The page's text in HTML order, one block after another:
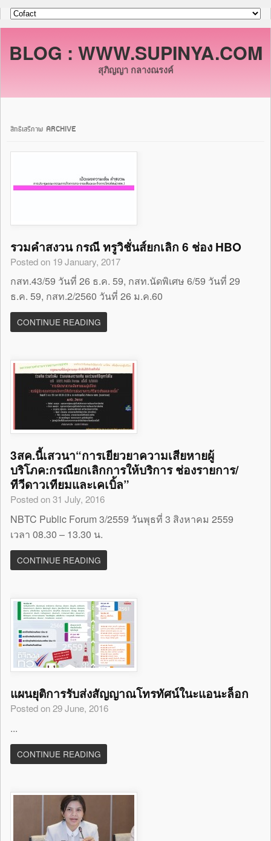
BLOG : WWW.SUPINYA.COM
สุภิญญา กลางณรงค์
สิทธิเสรีภาพ ARCHIVE
รวมคำสงวน กรณี ทรูวิชั่นส์ยกเลิก 6 ช่อง HBO
Posted on 19 January, 2017
กสท.43/59 วันที่ 26 ธ.ค. 59, กสท.นัดพิเศษ 6/59 วันที่ 29
ธ.ค. 59, กสท.2/2560 วันที่ 26 ม.ค.60
CONTINUE READING
3สค.นี้เสวนา“การเยียวยาความเสียหายผู้
บริโภค:กรณียกเลิกการให้บริการ ช่องรายการ/
ทีวีดาวเทียมและเคเบิ้ล”
Posted on 31 July, 2016
NBTC Public Forum 3/2559 วันพุธที่ 3 สิงหาคม 2559
เวลา 08.30 – 13.30 น.
CONTINUE READING
แผนยุติการรับส่งสัญญาณโทรทัศน์ในะแอนะล็อก
Posted on 29 June, 2016
...
CONTINUE READING